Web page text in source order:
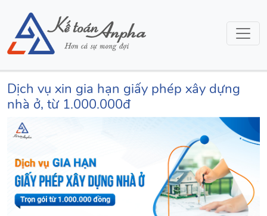
Dịch vụ xin gia hạn giấy phép xây dựng
nhà ở, từ 1.000.000đ